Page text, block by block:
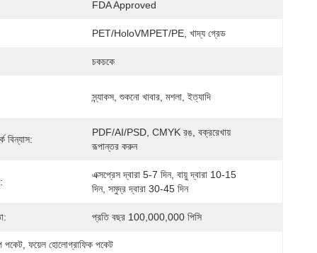
FDA Approved
PET/HoloVMPET/PE, খাদ্য গ্রেড
চকচকে
স্ন্যাকস, শুকনো খাবার, মশলা, ইত্যাদি
বিন্যাস:
PDF/AI/PSD, CMYK রঙ, বক্ররেখায়
রূপান্তর করুন
এক্সপ্রেস দ্বারা 5-7 দিন, বায়ু দ্বারা 10-15
দিন, সমুদ্র দ্বারা 30-45 দিন
প্রতি বছর 100,000,000 পিসি
পকেট , ফয়েল হোলোগ্রাফিক পকেট